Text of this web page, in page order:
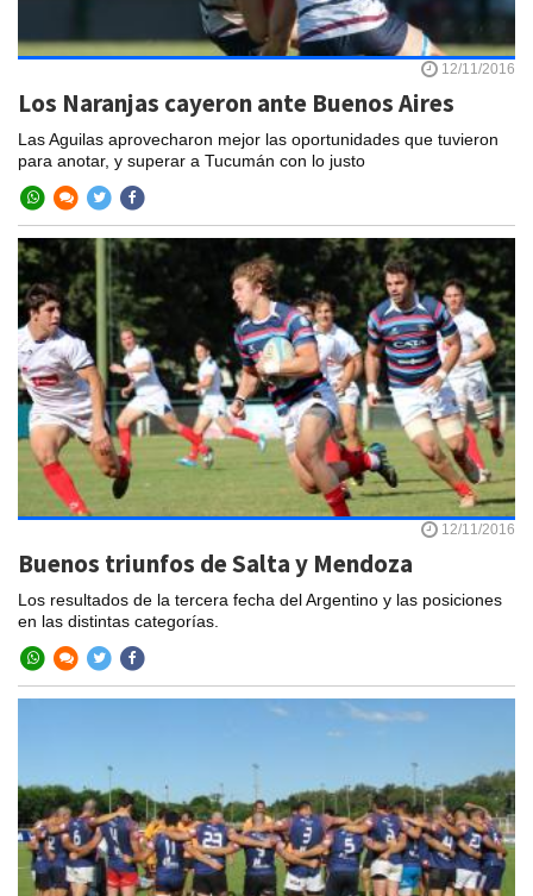
12/11/2016
Los Naranjas cayeron ante Buenos Aires
Las Aguilas aprovecharon mejor las oportunidades que tuvieron
para anotar, y superar a Tucumán con lo justo
12/11/2016
Buenos triunfos de Salta y Mendoza
Los resultados de la tercera fecha del Argentino y las posiciones
en las distintas categorías.